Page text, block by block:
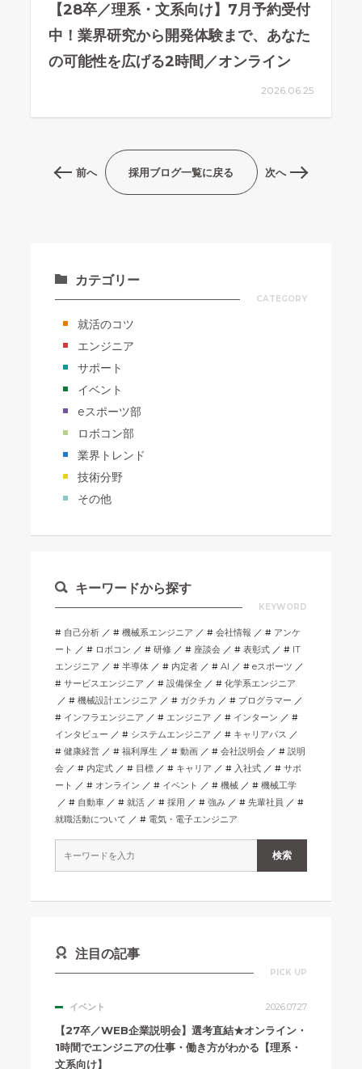
【28卒／理系・文系向け】7月予約受付
中！業界研究から開発体験まで、あなた
の可能性を広げる2時間／オンライン
2026.06.25
前へ 採用ブログ一覧に戻る 次へ
カテゴリー
CATEGORY
就活のコツ
エンジニア
サポート
イベント
eスポーツ部
ロボコン部
業界トレンド
技術分野
その他
キーワードから探す
KEYWORD
自己分析 機械系エンジニア 会社情報
アンケ
ート
ロボコン 研修 座談会 表彰式
IT
エンジニア
半導体 内定者 AI
eスポーツ
サービスエンジニア
設備保全
化学系エンジニア
機械設計エンジニア
ガクチカ
プログラマー
インフラエンジニア
エンジニア
インターン
インタビュー
システムエンジニア
キャリアパス
健康経営
福利厚生 動画 会社説明会
説明
会
内定式 目標 キャリア 入社式
サポ
ート
オンライン イベント 機械
機械工学
自動車
就活 採用 強み
先輩社員
就職活動について
電気・電子エンジニア
注目の記事
PICK UP
イベント 2026.07.27
【27卒／WEB企業説明会】選考直結★オンライン・
1時間でエンジニアの仕事・働き方がわかる【理系・
文系向け】